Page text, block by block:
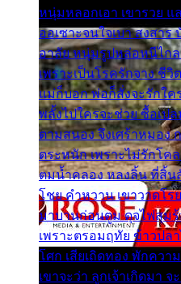
หนุ่มหลอกเอา เขารวย
ออเซาะจนใจเบา สงสาร
อาลัย หนุ่มรูปหล่อหนีไกล
เพราะเป็นโรครักจาง ชีวิ
แม่ก็บอก พ่อก็สั่งจะรักใค
พลั้งไปใครจะช่วย ซื้อเป
ตามสนอง จึงเศร้าหมอง
ตระหนัก เพราะไม่รักโค
ตมน้ำคลอง หลงลิ้น ที่สิ้น
โชย คำหวาน เขาวาดโ
มาบานก่อนตูม ดุจไฟสุม
เพราะตรอมฤทัย ข้าวปล
โศก เสียเถิดทอง พักควา
เขาจะว่า ลูกเจ้าเกิดมา